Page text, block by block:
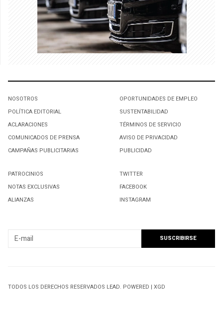
NOSOTROS
POLÍTICA EDITORIAL
ACLARACIONES
COMUNICADOS DE PRENSA
CAMPAÑAS PUBLICITARIAS
OPORTUNIDADES DE EMPLEO
SUSTENTABILIDAD
TÉRMINOS DE SERVICIO
AVISO DE PRIVACIDAD
PUBLICIDAD
PATROCINIOS
NOTAS EXCLUSIVAS
ALIANZAS
TWITTER
FACEBOOK
INSTAGRAM
TODOS LOS DERECHOS RESERVADOS LEAD. POWERED | XGD